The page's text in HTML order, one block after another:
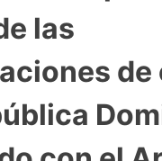
las
de